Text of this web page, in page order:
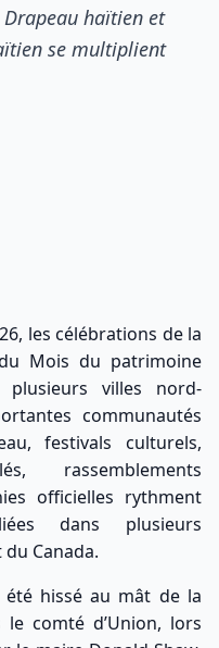
haïtien et
se multiplient
les célébrations de la
Mois du patrimoine
villes nord-
communautés
festivals culturels,
rassemblements
officielles rythment
dans plusieurs
Canada.
hissé au mât de la
comté d’Union, lors